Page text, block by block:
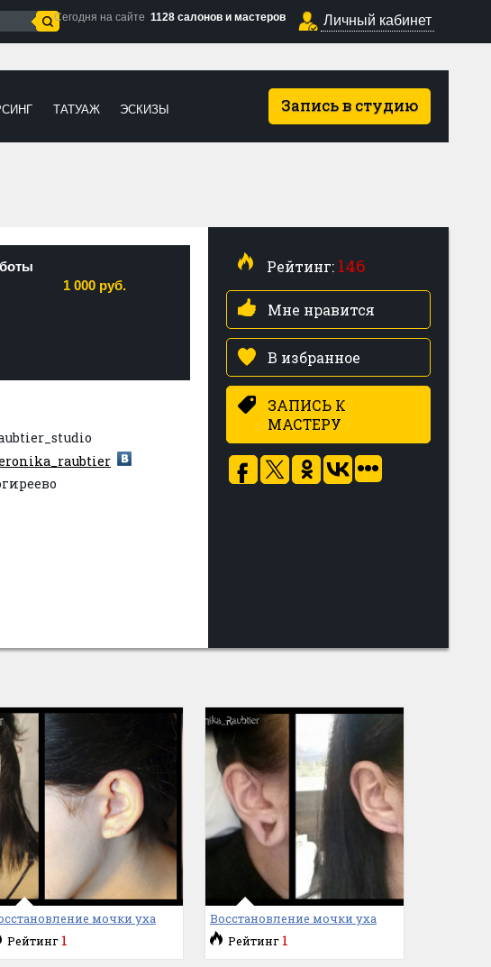
Сегодня на сайте 1128 салонов и мастеров Личный кабинет
Запись в студию
ТАТУАЖ ЭСКИЗЫ
1 000 руб.
Рейтинг: 146
Мне нравится
В избранное
ЗАПИСЬ К
МАСТЕРУ
мочки уха
Рейтинг 1
Восстановление мочки уха
Рейтинг 1